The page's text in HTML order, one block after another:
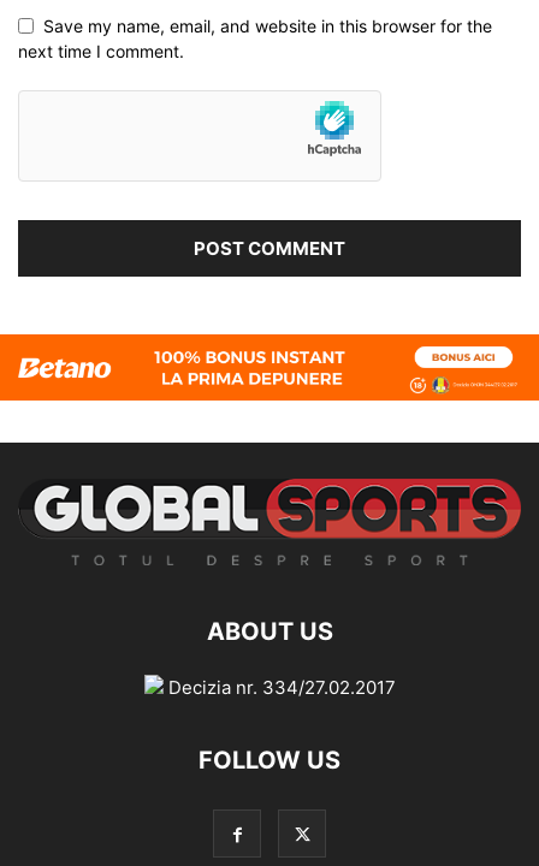
Save my name, email, and website in this browser for the
next time I comment.
ABOUT US
Decizia nr. 334/27.02.2017
FOLLOW US